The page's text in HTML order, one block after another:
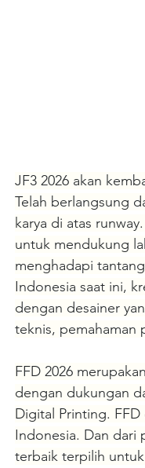
JF3 2026 akan
Telah berlangsung
karya di atas
untuk mendukung
menghadapi
Indonesia saat ini,
dengan desainer
teknis, pemahaman
FFD 2026
dengan dukungan
Digital Printing.
Indonesia. Dan dari
terbaik terpilih